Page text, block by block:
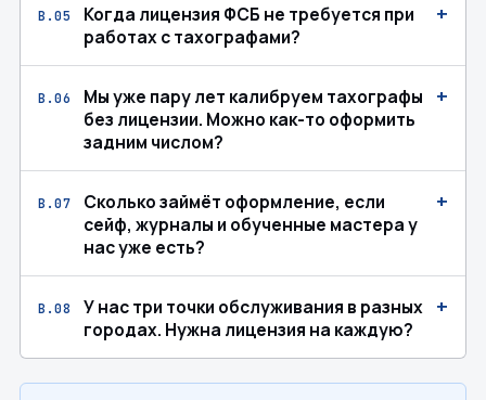
В.05
Когда лицензия ФСБ не требуется при
работах с тахографами?
+
В.06
Мы уже пару лет калибруем тахографы
без лицензии. Можно как-то оформить
задним числом?
+
В.07
Сколько займёт оформление, если
сейф, журналы и обученные мастера у
нас уже есть?
+
В.08
У нас три точки обслуживания в разных
городах. Нужна лицензия на каждую?
+